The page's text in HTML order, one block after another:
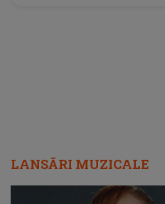
LANSĂRI MUZICALE